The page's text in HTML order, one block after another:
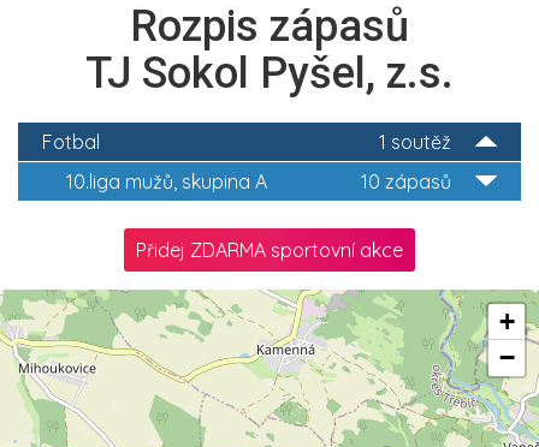
Rozpis zápasů
TJ Sokol Pyšel, z.s.
1 soutěž
Fotbal
10 zápasů
10.liga mužů, skupina A
Přidej ZDARMA sportovní akce
+
−